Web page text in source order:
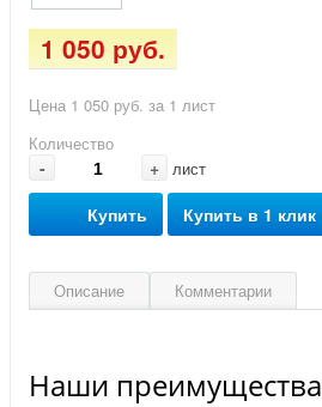
1 050 руб.
Цена 1 050 руб. за 1 лист
Количество
- + лист
Купить Купить в 1 клик
Описание Комментарии
Наши преимущества